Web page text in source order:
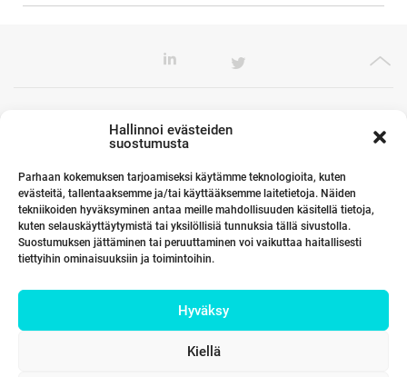
Hallinnoi evästeiden
suostumusta
Parhaan kokemuksen tarjoamiseksi käytämme teknologioita, kuten
evästeitä, tallentaaksemme ja/tai käyttääksemme laitetietoja. Näiden
tekniikoiden hyväksyminen antaa meille mahdollisuuden käsitellä tietoja,
kuten selauskäyttäytymistä tai yksilöllisiä tunnuksia tällä sivustolla.
Suostumuksen jättäminen tai peruuttaminen voi vaikuttaa haitallisesti
tiettyihin ominaisuuksiin ja toimintoihin.
Hyväksy
Kiellä
Toimistomme Euroopassa
Kumppanimme maailmalla